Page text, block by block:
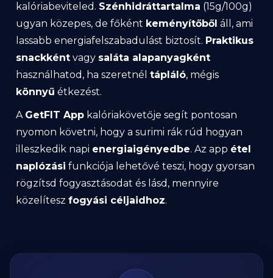
kalóriabeviteled. Szénhidráttartalma (15g/100g)
ugyan közepes, de főként keményítőből áll, ami
lassabb energiafelszabadulást biztosít. Praktikus
snackként vagy saláta alapanyagként
használhatod, ha szeretnél tápláló, mégis
könnyű étkezést.
A GetFIT App kalóriakövetője segít pontosan
nyomon követni, hogy a surimi rák rúd hogyan
illeszkedik napi energiaigényedbe. Az app étel
naplózási funkciója lehetővé teszi, hogy gyorsan
rögzítsd fogyasztásodat és lásd, mennyire
közelítesz fogyási céljaidhoz.